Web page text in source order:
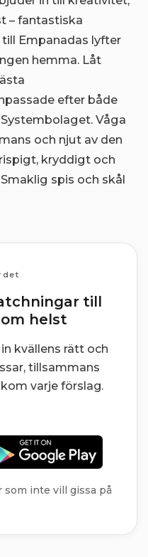
– fantastiska
Empanadas lyfter
hemma. Låt
efter både
Våga
och njut av den
kryddigt och
spis och skål
till
helst
kvällens rätt och
tillsammans
varje förslag.
som inte vill gissa på